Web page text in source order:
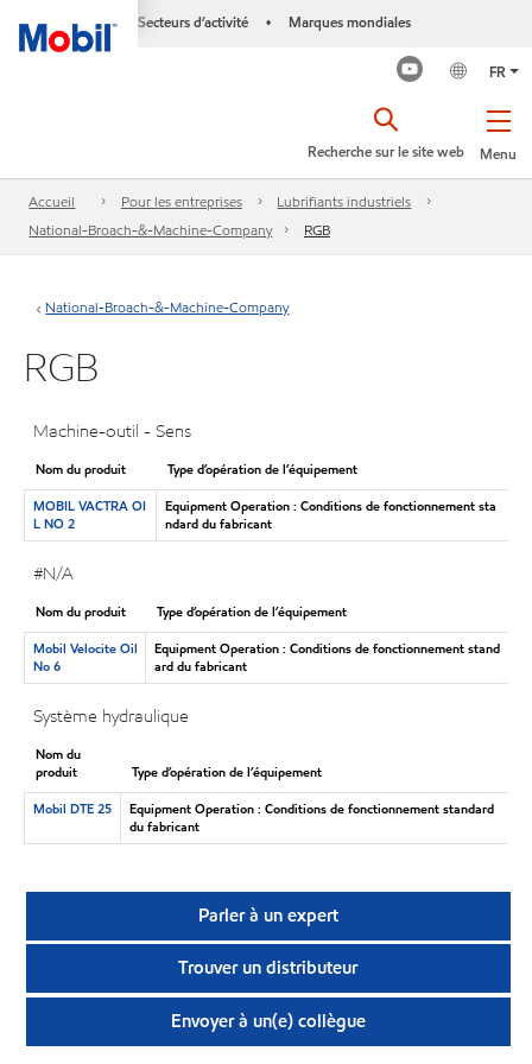
Secteurs d’activité • Marques mondiales
FR
Menu
Recherche sur le site web
Accueil Pour les entreprises
Lubrifiants industriels
National-Broach-&-Machine-Company
RGB
National-Broach-&-Machine-Company
RGB
Machine-outil - Sens
Nom du produit
Type d’opération de l’équipement
MOBIL VACTRA OI
L NO 2
Equipment Operation : Conditions de fonctionnement sta
ndard du fabricant
#N/A
Nom du produit
Type d’opération de l’équipement
Mobil Velocite Oil
No 6
Equipment Operation : Conditions de fonctionnement stand
ard du fabricant
Système hydraulique
Nom du
produit
Type d’opération de l’équipement
Mobil DTE 25
Equipment Operation : Conditions de fonctionnement standard
du fabricant
Parler à un expert
Trouver un distributeur
Envoyer à un(e) collègue